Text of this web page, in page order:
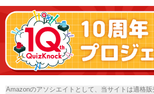
Amazonのアソシエイトとして、当サイトは適格